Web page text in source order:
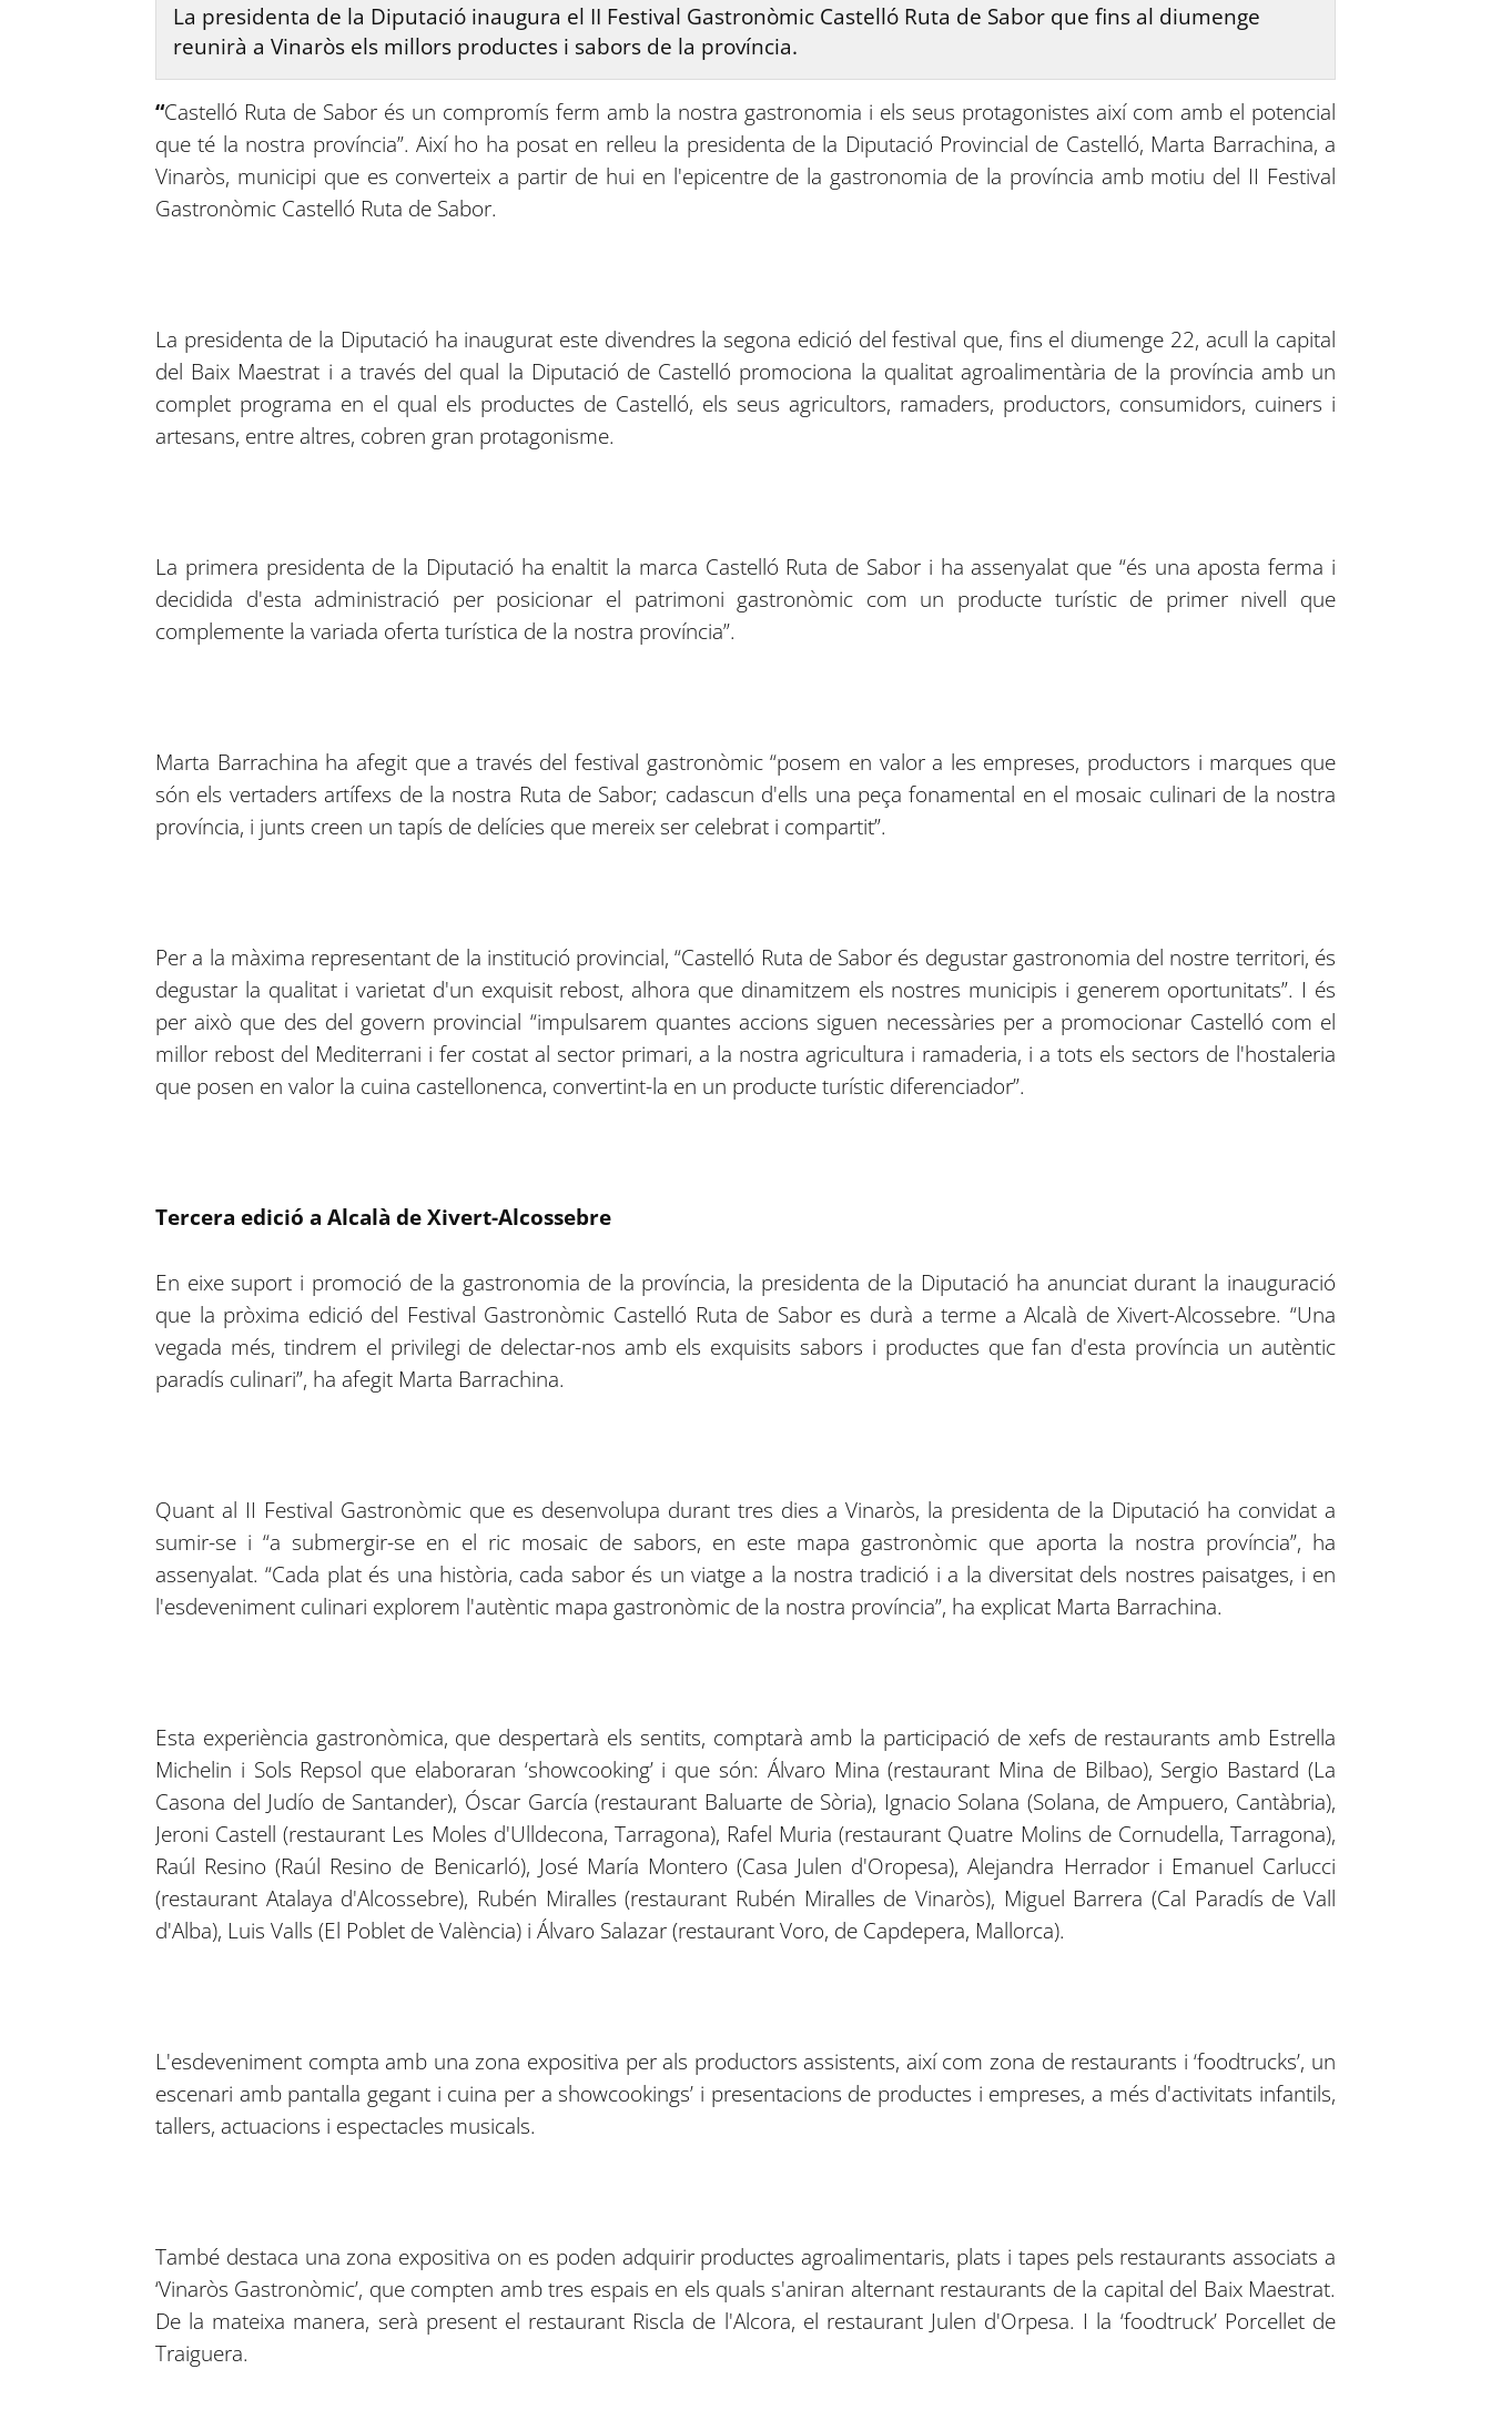
La presidenta de la Diputació inaugura el II Festival Gastronòmic Castelló Ruta de Sabor que fins al diumenge
reunirà a Vinaròs els millors productes i sabors de la província.
“Castelló Ruta de Sabor és un compromís ferm amb la nostra gastronomia i els seus protagonistes així com amb el potencial
que té la nostra província”. Així ho ha posat en relleu la presidenta de la Diputació Provincial de Castelló, Marta Barrachina, a
Vinaròs, municipi que es converteix a partir de hui en l'epicentre de la gastronomia de la província amb motiu del II Festival
Gastronòmic Castelló Ruta de Sabor.
La presidenta de la Diputació ha inaugurat este divendres la segona edició del festival que, fins el diumenge 22, acull la capital
del Baix Maestrat i a través del qual la Diputació de Castelló promociona la qualitat agroalimentària de la província amb un
complet programa en el qual els productes de Castelló, els seus agricultors, ramaders, productors, consumidors, cuiners i
artesans, entre altres, cobren gran protagonisme.
La primera presidenta de la Diputació ha enaltit la marca Castelló Ruta de Sabor i ha assenyalat que “és una aposta ferma i
decidida d'esta administració per posicionar el patrimoni gastronòmic com un producte turístic de primer nivell que
complemente la variada oferta turística de la nostra província”.
Marta Barrachina ha afegit que a través del festival gastronòmic “posem en valor a les empreses, productors i marques que
són els vertaders artífexs de la nostra Ruta de Sabor; cadascun d'ells una peça fonamental en el mosaic culinari de la nostra
província, i junts creen un tapís de delícies que mereix ser celebrat i compartit”.
Per a la màxima representant de la institució provincial, “Castelló Ruta de Sabor és degustar gastronomia del nostre territori, és
degustar la qualitat i varietat d'un exquisit rebost, alhora que dinamitzem els nostres municipis i generem oportunitats”. I és
per això que des del govern provincial “impulsarem quantes accions siguen necessàries per a promocionar Castelló com el
millor rebost del Mediterrani i fer costat al sector primari, a la nostra agricultura i ramaderia, i a tots els sectors de l'hostaleria
que posen en valor la cuina castellonenca, convertint-la en un producte turístic diferenciador”.
Tercera edició a Alcalà de Xivert-Alcossebre
En eixe suport i promoció de la gastronomia de la província, la presidenta de la Diputació ha anunciat durant la inauguració
que la pròxima edició del Festival Gastronòmic Castelló Ruta de Sabor es durà a terme a Alcalà de Xivert-Alcossebre. “Una
vegada més, tindrem el privilegi de delectar-nos amb els exquisits sabors i productes que fan d'esta província un autèntic
paradís culinari”, ha afegit Marta Barrachina.
Quant al II Festival Gastronòmic que es desenvolupa durant tres dies a Vinaròs, la presidenta de la Diputació ha convidat a
sumir-se i “a submergir-se en el ric mosaic de sabors, en este mapa gastronòmic que aporta la nostra província”, ha
assenyalat. “Cada plat és una història, cada sabor és un viatge a la nostra tradició i a la diversitat dels nostres paisatges, i en
l'esdeveniment culinari explorem l'autèntic mapa gastronòmic de la nostra província”, ha explicat Marta Barrachina.
Esta experiència gastronòmica, que despertarà els sentits, comptarà amb la participació de xefs de restaurants amb Estrella
Michelin i Sols Repsol que elaboraran ‘showcooking’ i que són: Álvaro Mina (restaurant Mina de Bilbao), Sergio Bastard (La
Casona del Judío de Santander), Óscar García (restaurant Baluarte de Sòria), Ignacio Solana (Solana, de Ampuero, Cantàbria),
Jeroni Castell (restaurant Les Moles d'Ulldecona, Tarragona), Rafel Muria (restaurant Quatre Molins de Cornudella, Tarragona),
Raúl Resino (Raúl Resino de Benicarló), José María Montero (Casa Julen d'Oropesa), Alejandra Herrador i Emanuel Carlucci
(restaurant Atalaya d'Alcossebre), Rubén Miralles (restaurant Rubén Miralles de Vinaròs), Miguel Barrera (Cal Paradís de Vall
d'Alba), Luis Valls (El Poblet de València) i Álvaro Salazar (restaurant Voro, de Capdepera, Mallorca).
L'esdeveniment compta amb una zona expositiva per als productors assistents, així com zona de restaurants i ‘foodtrucks’, un
escenari amb pantalla gegant i cuina per a showcookings’ i presentacions de productes i empreses, a més d'activitats infantils,
tallers, actuacions i espectacles musicals.
També destaca una zona expositiva on es poden adquirir productes agroalimentaris, plats i tapes pels restaurants associats a
‘Vinaròs Gastronòmic’, que compten amb tres espais en els quals s'aniran alternant restaurants de la capital del Baix Maestrat.
De la mateixa manera, serà present el restaurant Riscla de l'Alcora, el restaurant Julen d'Orpesa. I la ‘foodtruck’ Porcellet de
Traiguera.